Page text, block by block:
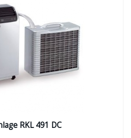
RKL 491 DC